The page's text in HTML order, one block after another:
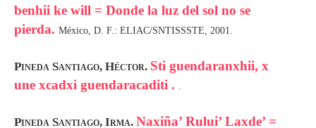
benhii ke will = Donde la luz del sol no se
pierda. México, D. F.: ELIAC/SNTISSSTE, 2001.
Pineda Santiago, Héctor. Sti guendaranxhii, x
une xcadxi guendaracaditi . .
Pineda Santiago, Irma. Naxiña’ Rului’ Laxde’ =